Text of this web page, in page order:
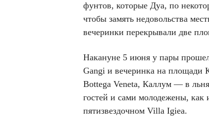
фунтов, которые Дуа, по
чтобы замять недовольства
вечеринки перекрывали две
Накануне 5 июня у пары
Gangi и вечеринка на площади
Bottega Veneta, Каллум — в
гостей и сами молодежены, как
пятизвездочном Villa Igiea.